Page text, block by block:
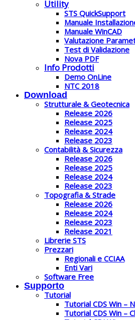
Utility
STS QuickSupport
Manuale
Manuale WinCAD
Valutazione
Test di Validazione
Nova PDF
Info Prodotti
Demo OnLine
NTC 2018
Download
Strutturale & Geotecnica
Release 2026
Release 2025
Release 2024
Release 2023
Contabilità & Sicurezza
Release 2026
Release 2025
Release 2024
Release 2023
Topografia & Strade
Release 2026
Release 2024
Release 2023
Release 2021
Librerie STS
Prezzari
Regionali e CCIAA
Enti Vari
Software Free
Supporto
Tutorial
Tutorial CDS Win –
Tutorial CDS Win –